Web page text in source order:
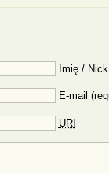
Imię /
E-mail
URI